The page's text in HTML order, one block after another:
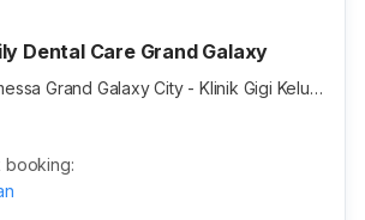
Dental Care Grand Galaxy
Grand Galaxy City - Klinik Gigi Keluar
booking: